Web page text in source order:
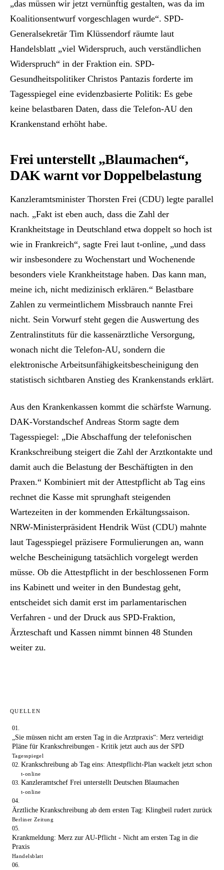
„das müssen wir jetzt vernünftig gestalten, was da im
Koalitionsentwurf vorgeschlagen wurde“. SPD-
Generalsekretär Tim Klüssendorf räumte laut
Handelsblatt „viel Widerspruch, auch verständlichen
Widerspruch“ in der Fraktion ein. SPD-
Gesundheitspolitiker Christos Pantazis forderte im
Tagesspiegel eine evidenzbasierte Politik: Es gebe
keine belastbaren Daten, dass die Telefon-AU den
Krankenstand erhöht habe.
Frei unterstellt „Blaumachen“,
DAK warnt vor Doppelbelastung
Kanzleramtsminister Thorsten Frei (CDU) legte parallel
nach. „Fakt ist eben auch, dass die Zahl der
Krankheitstage in Deutschland etwa doppelt so hoch ist
wie in Frankreich“, sagte Frei laut t-online, „und dass
wir insbesondere zu Wochenstart und Wochenende
besonders viele Krankheitstage haben. Das kann man,
meine ich, nicht medizinisch erklären.“ Belastbare
Zahlen zu vermeintlichem Missbrauch nannte Frei
nicht. Sein Vorwurf steht gegen die Auswertung des
Zentralinstituts für die kassenärztliche Versorgung,
wonach nicht die Telefon-AU, sondern die
elektronische Arbeitsunfähigkeitsbescheinigung den
statistisch sichtbaren Anstieg des Krankenstands erklärt.
Aus den Krankenkassen kommt die schärfste Warnung.
DAK-Vorstandschef Andreas Storm sagte dem
Tagesspiegel: „Die Abschaffung der telefonischen
Krankschreibung steigert die Zahl der Arztkontakte und
damit auch die Belastung der Beschäftigten in den
Praxen.“ Kombiniert mit der Attestpflicht ab Tag eins
rechnet die Kasse mit sprunghaft steigenden
Wartezeiten in der kommenden Erkältungssaison.
NRW-Ministerpräsident Hendrik Wüst (CDU) mahnte
laut Tagesspiegel präzisere Formulierungen an, wann
welche Bescheinigung tatsächlich vorgelegt werden
müsse. Ob die Attestpflicht in der beschlossenen Form
ins Kabinett und weiter in den Bundestag geht,
entscheidet sich damit erst im parlamentarischen
Verfahren - und der Druck aus SPD-Fraktion,
Ärzteschaft und Kassen nimmt binnen 48 Stunden
weiter zu.
QUELLEN
„Sie müssen nicht am ersten Tag in die Arztpraxis“: Merz verteidigt
Pläne für Krankschreibungen - Kritik jetzt auch aus der SPD
Tagesspiegel
Krankschreibung ab Tag eins: Attestpflicht-Plan wackelt jetzt schon
t-online
Kanzleramtschef Frei unterstellt Deutschen Blaumachen
t-online
Ärztliche Krankschreibung ab dem ersten Tag: Klingbeil rudert zurück
Berliner Zeitung
Krankmeldung: Merz zur AU-Pflicht - Nicht am ersten Tag in die
Praxis
Handelsblatt